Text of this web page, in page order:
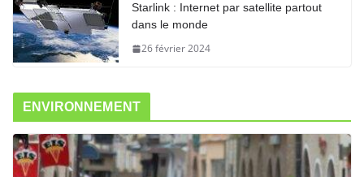
Starlink : Internet par satellite partout
dans le monde
26 février 2024
ENVIRONNEMENT